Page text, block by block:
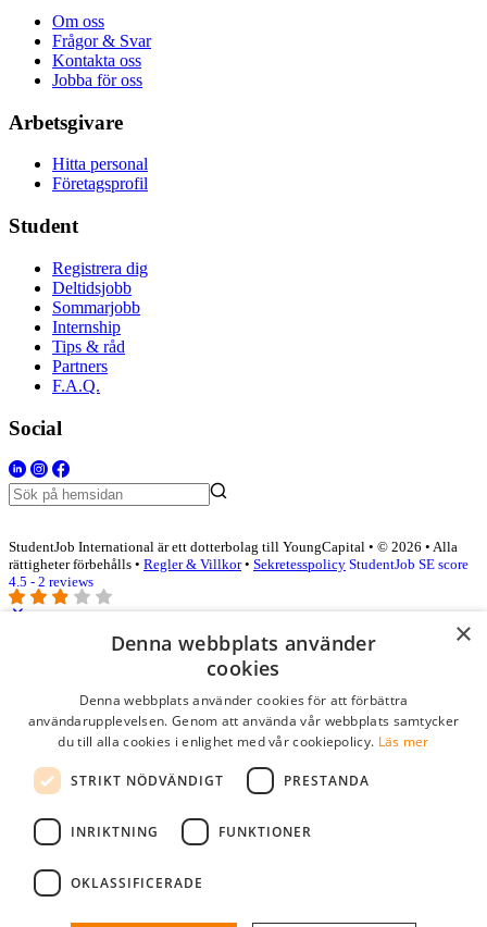
Om oss
Frågor & Svar
Kontakta oss
Jobba för oss
Arbetsgivare
Hitta personal
Företagsprofil
Student
Registrera dig
Deltidsjobb
Sommarjobb
Internship
Tips & råd
Partners
F.A.Q.
Social
StudentJob International är ett dotterbolag till YoungCapital • © 2026 • Alla
rättigheter förbehålls • Regler & Villkor• Sekretesspolicy StudentJob SE score
4.5 - 2 reviews
Logga in som företag
Lösenord
kom ihåg mig
logga in
Kostnadsfri företagsprofil
×
Denna webbplats använder
cookies
Denna webbplats använder cookies för att förbättra
användarupplevelsen. Genom att använda vår webbplats samtycker
du till alla cookies i enlighet med vår cookiepolicy. Läs mer
STRIKT NÖDVÄNDIGT PRESTANDA
INRIKTNING FUNKTIONER
OKLASSIFICERADE